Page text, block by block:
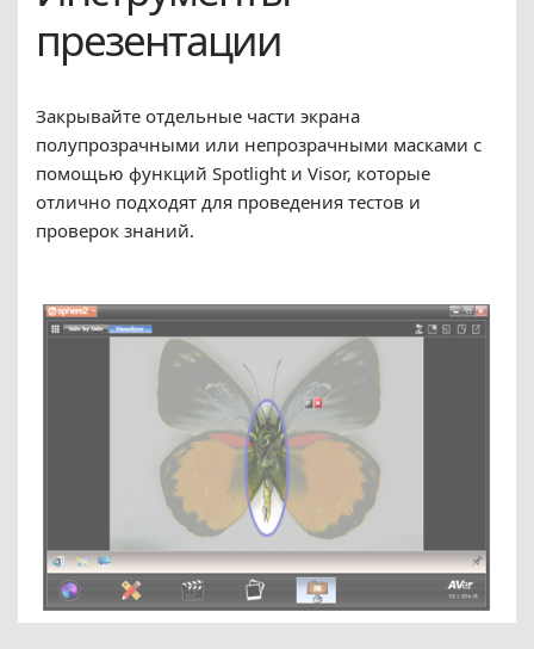
презентации
Закрывайте отдельные части экрана
полупрозрачными или непрозрачными масками с
помощью функций Spotlight и Visor, которые
отлично подходят для проведения тестов и
проверок знаний.